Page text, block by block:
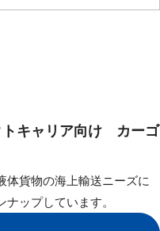
トキャリア向け カーゴ
体貨物の海上輸送ニーズに
ップしています。